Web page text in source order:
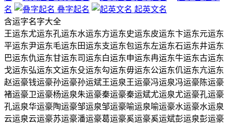
名
叠字起名
起英文名
含运字名字大全
王运东尤运东孔运东水运东方运东史运东皮运东卞运东元运东
平运东尹运东毛运东田运东支运东包运东左运东石运东井运东
巴运东仇运东甘运东司运东白运东申运东冉运东牛运东古运东
戈运东弘运东文运东殳运东勾运东毋运东公运东仉运东亢运东
赵运豪钱运豪孙运豪孙运斌王运泉 王运豪冯运泉冯运豪 陈运豪
褚运豪卫运豪杨运泉朱运豪秦运豪秦运斌尤运泉尤运豪孔运豪
孔运泉华运豪陶运豪邹运泉邹运豪喻运泉 喻运豪水运豪水运泉
云运泉云运豪苏运豪潘运豪葛运豪奚运豪奚运斌彭运泉彭运豪